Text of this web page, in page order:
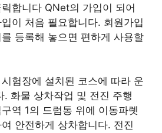
합니다 QNet의 가입이 되어
이 처음 필요합니다. 회원가입
등록해 놓으면 편하게 사용할
험장에 설치된 코스에 따라 운
. 화물 상차작업 및 전진 주행
역 1의 드럼통 위에 이동파렛
안전하게 상차합니다. 전진